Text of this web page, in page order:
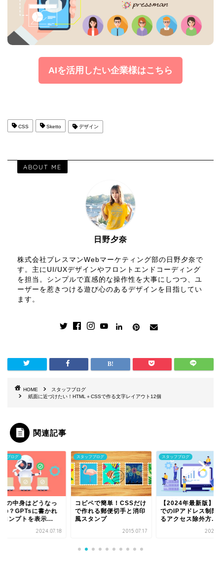
AIを活用したい企業様はこちら
CSS Sketto デザイン
ABOUT ME
日野夕奈
株式会社プレスマンWebマーケティング部の日野夕奈で
す。主にUI/UXデザインやフロントエンドコーディング
を担当。シンプルで直感的な操作性を大事にしつつ、ユ
ーザーを惹きつける遊び心のあるデザインを目指してい
ます。
HOME
スタッフブログ
紙面に近づけたい！HTML＋CSSで作る文字レイアウト12個
関連記事
フブログ
ペで簡単！CSSだけ
れる郵便切手と消印
タンプ
2015.07.17
スタッフブログ
【2024年最新版】GA4
でのIPアドレス制限によ
るアクセス除外方...
2024.09.27
スタッフブログ
【2024年最新版】
YouTube動画の埋め
機能で関連動画を非